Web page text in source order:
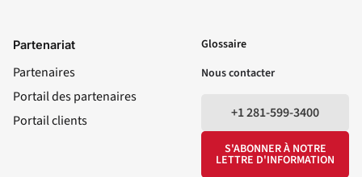
Partenariat
Partenaires
Portail des partenaires
Portail clients
Glossaire
Nous contacter
+1 281-599-3400
S'ABONNER À NOTRE
LETTRE D'INFORMATION